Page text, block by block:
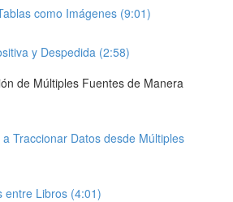
como Imágenes (9:01)
y Despedida (2:58)
de Múltiples Fuentes de Manera
Traccionar Datos desde Múltiples
entre Libros (4:01)